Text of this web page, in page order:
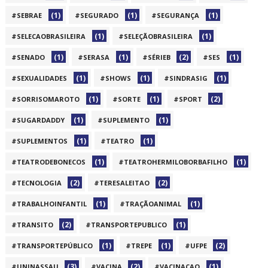
#SEBRAE (1) #SEGURADO (1) #SEGURANÇA (1)
#SELECAOBRASILEIRA (1) #SELEÇÃOBRASILEIRA (1)
#SENADO (1) #SERASA (1) #SÉRIEB (2) #SES (1)
#SEXUALIDADES (1) #SHOWS (1) #SINDRASIG (1)
#SORRISOMAROTO (1) #SORTE (1) #SPORT (2)
#SUGARDADDY (1) #SUPLEMENTO (1)
#SUPLEMENTOS (1) #TEATRO (1)
#TEATRODEBONECOS (1) #TEATROHERMILOBORBAFILHO (1)
#TECNOLOGIA (2) #TERESALEITAO (2)
#TRABALHOINFANTIL (1) #TRAÇÃOANIMAL (1)
#TRANSITO (2) #TRANSPORTEPUBLICO (1)
#TRANSPORTEPÚBLICO (1) #TREPE (1) #UFPE (2)